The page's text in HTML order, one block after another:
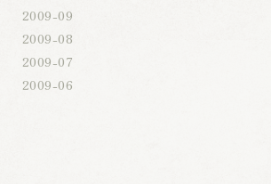
2009-09
2009-08
2009-07
2009-06